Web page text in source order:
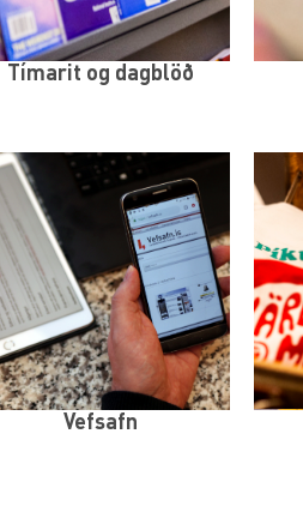
Tímarit og dagblöð
Vefsafn